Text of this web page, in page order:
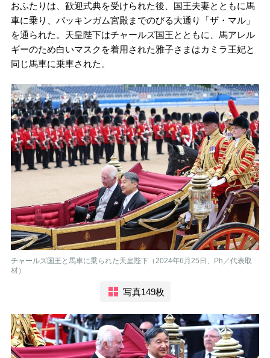
おふたりは、歓迎式典を受けられた後、国王夫妻とともに馬
車に乗り、バッキンガム宮殿までのびる大通り「ザ・マル」
を通られた。天皇陛下はチャールズ国王とともに、馬アレル
ギーのため白いマスクを着用された雅子さまはカミラ王妃と
同じ馬車に乗車された。
チャールズ国王と馬車に乗られた天皇陛下（2024年6月25日、Ph／代表取
材）
写真149枚